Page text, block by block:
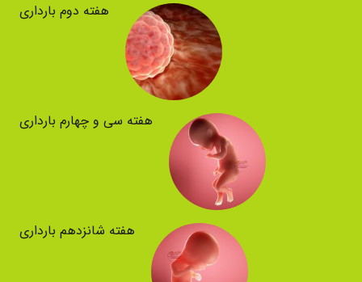
هفته دوم بارداری
هفته سی و چهارم بارداری
هفته شانزدهم بارداری